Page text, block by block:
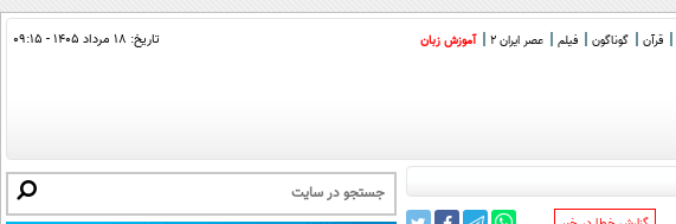
قرآن گوناگون فیلم عصر ایران 2 آموزش زبان تاریخ: ۱۸ مرداد ۱۴۰۵ - ۰۹:۱۵